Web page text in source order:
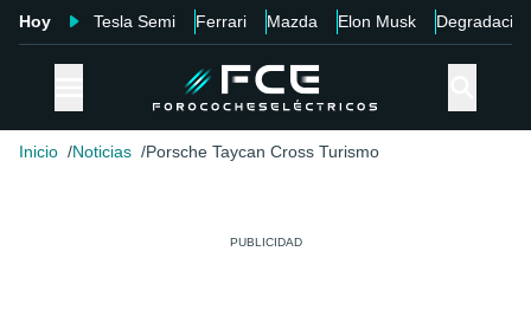
Hoy Tesla Semi Ferrari Mazda Elon Musk Degradación
Inicio Noticias Porsche Taycan Cross Turismo